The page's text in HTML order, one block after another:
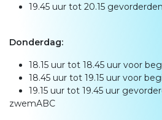
19.45 uur tot 20.15
Donderdag:
18.15 uur tot 18.45 uur voor
18.45 uur tot 19.15 uur voor
19.15 uur tot 19.45 uur
zwemABC